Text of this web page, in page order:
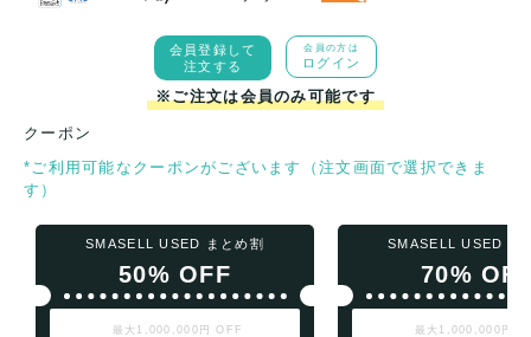
会員登録して
注文する
会員の方は
ログイン
※ご注文は会員のみ可能です
クーポン
*ご利用可能なクーポンがございます（注文画面で選択できま
す）
SMASELL USED まとめ割
50% OFF
最大1,000,000円 OFF
SMASELL USED ま
70%
最大1,000,000円